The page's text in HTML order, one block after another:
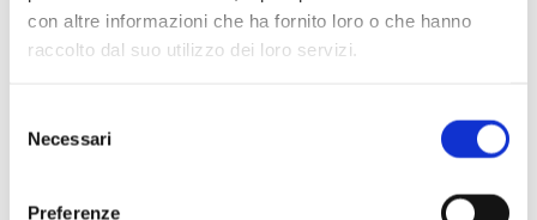
con altre informazioni che ha fornito loro o che hanno
raccolto dal suo utilizzo dei loro servizi.
delNecessari
Preferenze